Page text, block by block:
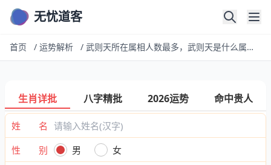
无忧道客
首页 / 运势解析 / 武则天所在属相人数最多，武则天是什么属相？
生肖详批 八字精批 2026运势 命中贵人
姓 名
性 别
男
女